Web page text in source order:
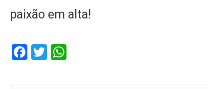
paixão em alta!
Facebook
Twitter